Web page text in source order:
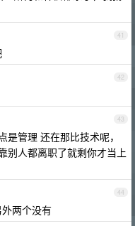
41
42
43
管理 还在那比技术呢，
别人都离职了就剩你才当上
44
两个没有